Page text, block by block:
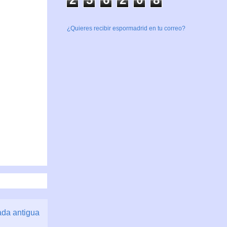
antigua
¿Quieres recibir espormadrid en tu correo?